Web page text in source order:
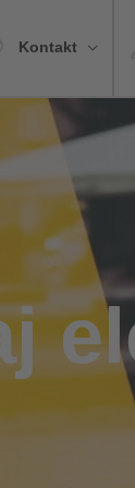
Kontakt